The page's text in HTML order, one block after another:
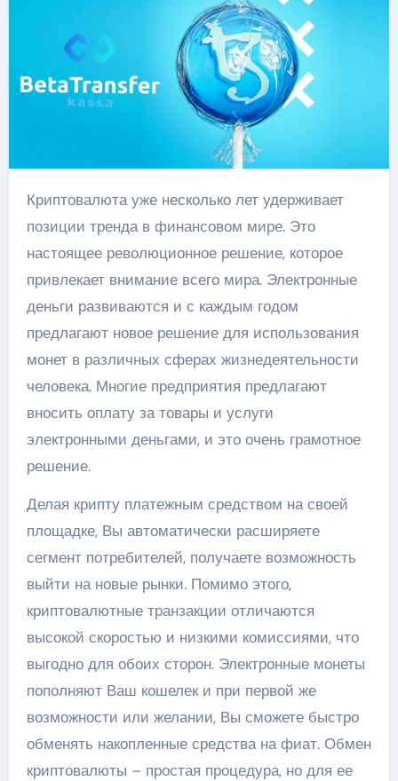
Криптовалюта уже несколько лет удерживает
позиции тренда в финансовом мире. Это
настоящее революционное решение, которое
привлекает внимание всего мира. Электронные
деньги развиваются и с каждым годом
предлагают новое решение для использования
монет в различных сферах жизнедеятельности
человека. Многие предприятия предлагают
вносить оплату за товары и услуги
электронными деньгами, и это очень грамотное
решение.
Делая крипту платежным средством на своей
площадке, Вы автоматически расширяете
сегмент потребителей, получаете возможность
выйти на новые рынки. Помимо этого,
криптовалютные транзакции отличаются
высокой скоростью и низкими комиссиями, что
выгодно для обоих сторон. Электронные монеты
пополняют Ваш кошелек и при первой же
возможности или желании, Вы сможете быстро
обменять накопленные средства на фиат. Обмен
криптовалюты – простая процедура, но для ее